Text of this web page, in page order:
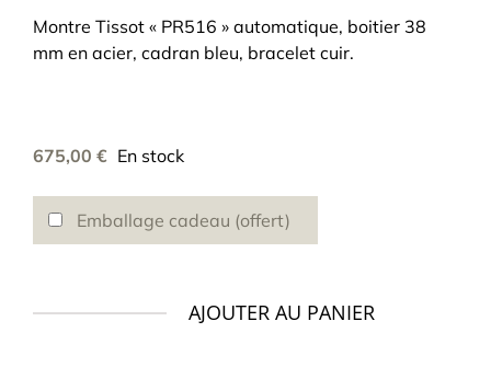
Montre Tissot « PR516 » automatique, boitier 38
mm en acier, cadran bleu, bracelet cuir.
675,00 € En stock
Emballage cadeau (offert)
AJOUTER AU PANIER